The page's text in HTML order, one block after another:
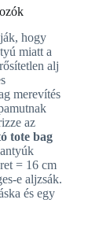
hogy
miatt a
alj
merevítés
az
tote bag
= 16 cm
e aljzsák.
és egy